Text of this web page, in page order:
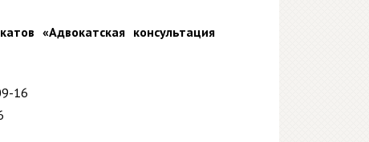
«Адвокатская консультация
16